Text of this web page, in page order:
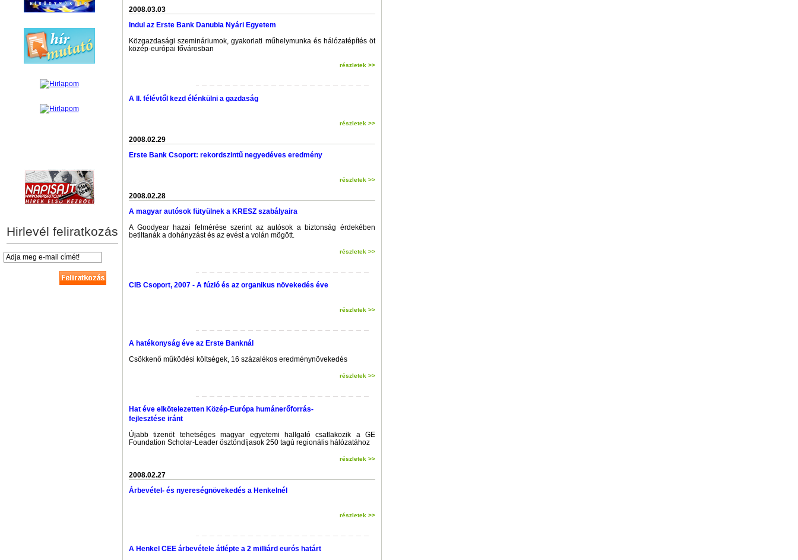
Hirlevél feliratkozás
2008.03.03
Indul az Erste Bank Danubia Nyári Egyetem
Közgazdasági szemináriumok, gyakorlati műhelymunka és hálózatépítés öt
közép-európai fővárosban
részletek >>
A II. félévtől kezd élénkülni a gazdaság
részletek >>
2008.02.29
Erste Bank Csoport: rekordszintű negyedéves eredmény
részletek >>
2008.02.28
A magyar autósok fütyülnek a KRESZ szabályaira
A Goodyear hazai felmérése szerint az autósok a biztonság érdekében
betiltanák a dohányzást és az evést a volán mögött.
részletek >>
CIB Csoport, 2007 - A fúzió és az organikus növekedés éve
részletek >>
A hatékonyság éve az Erste Banknál
Csökkenő működési költségek, 16 százalékos eredménynövekedés
részletek >>
Hat éve elkötelezetten Közép-Európa humánerőforrás-
fejlesztése iránt
Újabb tizenöt tehetséges magyar egyetemi hallgató csatlakozik a GE
Foundation Scholar-Leader ösztöndíjasok 250 tagú regionális hálózatához
részletek >>
2008.02.27
Árbevétel- és nyereségnövekedés a Henkelnél
részletek >>
A Henkel CEE árbevétele átlépte a 2 milliárd eurós határt